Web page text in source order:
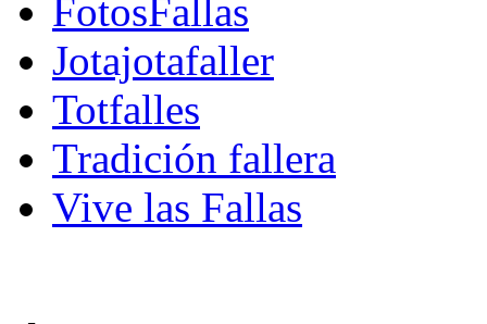
FotosFallas
Jotajotafaller
Totfalles
Tradición fallera
Vive las Fallas